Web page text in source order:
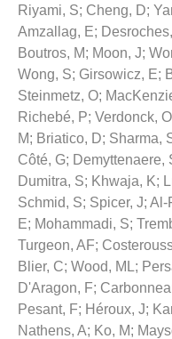
Riyami, S; Cheng, D;
Amzallag, E;
Boutros, M; Moon, J;
Wong, S; Girsowicz, E;
Steinmetz, O;
Richebé, P; Verdonck, O
M; Briatico, D; Sharma,
Côté, G; Demyttenaere,
Dumitra, S; Khwaja, K;
Schmid, S; Spicer, J; Al-
E; Mohammadi, S;
Turgeon, AF;
Blier, C; Wood, ML;
D'Aragon, F;
Pesant, F; Héroux, J;
Nathens, A; Ko, M;